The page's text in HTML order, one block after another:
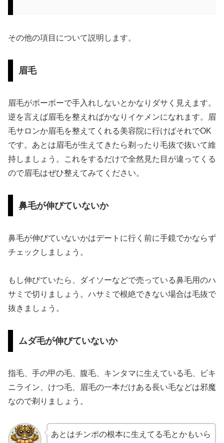
その他の項目について説明します。
眉毛
眉毛がボーボーで手入れしないとかなりダサく見えます。
逆を言えば眉毛を整えればかなりイケメンになれます。眉
毛サロンか眉毛を整えてくれる美容院に行けばそれでOK
です。あとは眉毛が生えてきたら剃ったり毛抜で抜いて維
持しましょう。これをするだけで全然見た目が違ってくる
ので眉毛はぜひ整えてみてください。
鼻毛が伸びていないか
鼻毛が伸びていないかはデートに行く前に手鏡でかならず
チェックしましょう。
もし伸びていたら、ダイソーなどで売っている鼻毛用のハ
サミで切りましょう。ハサミで根絶できない場合は毛抜で
抜きましょう。
ムダ毛が伸びていないか
指毛、手の甲の毛、腹毛、キンタマに生えている毛、ビキ
ニライン、けつ毛、眉毛の一本だけある長い毛などは邪魔
なので剃りましょう。
あとはチンポの根本に生えてる毛とかもいら